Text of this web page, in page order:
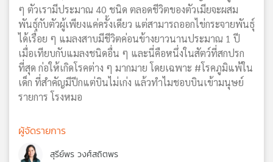
ๆ ตัวเรามีประมาณ 40 ชนิด ตลอดชีวิตของตัวเมียจะผสม
พันธุ์กับตัวผู้เพียงแค่ครั้งเดียว แต่สามารถออกไข่กระจายพันธุ์
ได้เรื่อย ๆ แมลงสาบมีชีวิตค่อนข้างยาวนานประมาณ 1 ปี
เมื่อเทียบกับแมลงชนิดอื่น ๆ และนี่คือหนึ่งในสัตว์ที่สกปรก
ที่สุด ก่อให้เกิดโรคต่าง ๆ มากมาย โดยเฉพาะ #โรคภูมิแพ้ใน
เด็ก ที่สำคัญมีปีกแต่บินไม่เก่ง แล้วทำไมชอบบินเข้ามนุษย์
รายการ โรงหมอ
ผู้จัดรายการ
สุรีย์พร วงศ์สถิตพร